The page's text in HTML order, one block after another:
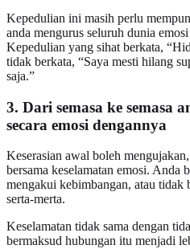
Kepedulian ini masih perlu
anda mengurus seluruh dunia
Kepedulian yang sihat berkata,
tidak berkata, “Saya mesti hilang
saja.”
3. Dari semasa ke semasa
secara emosi dengannya
Keserasian awal boleh
bersama keselamatan emosi. Anda
mengakui kebimbangan, atau tidak
serta-merta.
Keselamatan tidak sama dengan
bermaksud hubungan itu menjadi